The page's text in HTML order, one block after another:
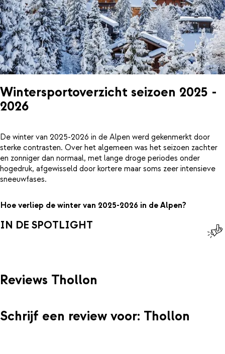
Wintersportoverzicht seizoen 2025 -
2026
De winter van 2025-2026 in de Alpen werd gekenmerkt door
sterke contrasten. Over het algemeen was het seizoen zachter
en zonniger dan normaal, met lange droge periodes onder
hogedruk, afgewisseld door kortere maar soms zeer intensieve
sneeuwfases.
Hoe verliep de winter van 2025-2026 in de Alpen?
IN DE SPOTLIGHT
Reviews Thollon
Schrijf een review voor: Thollon